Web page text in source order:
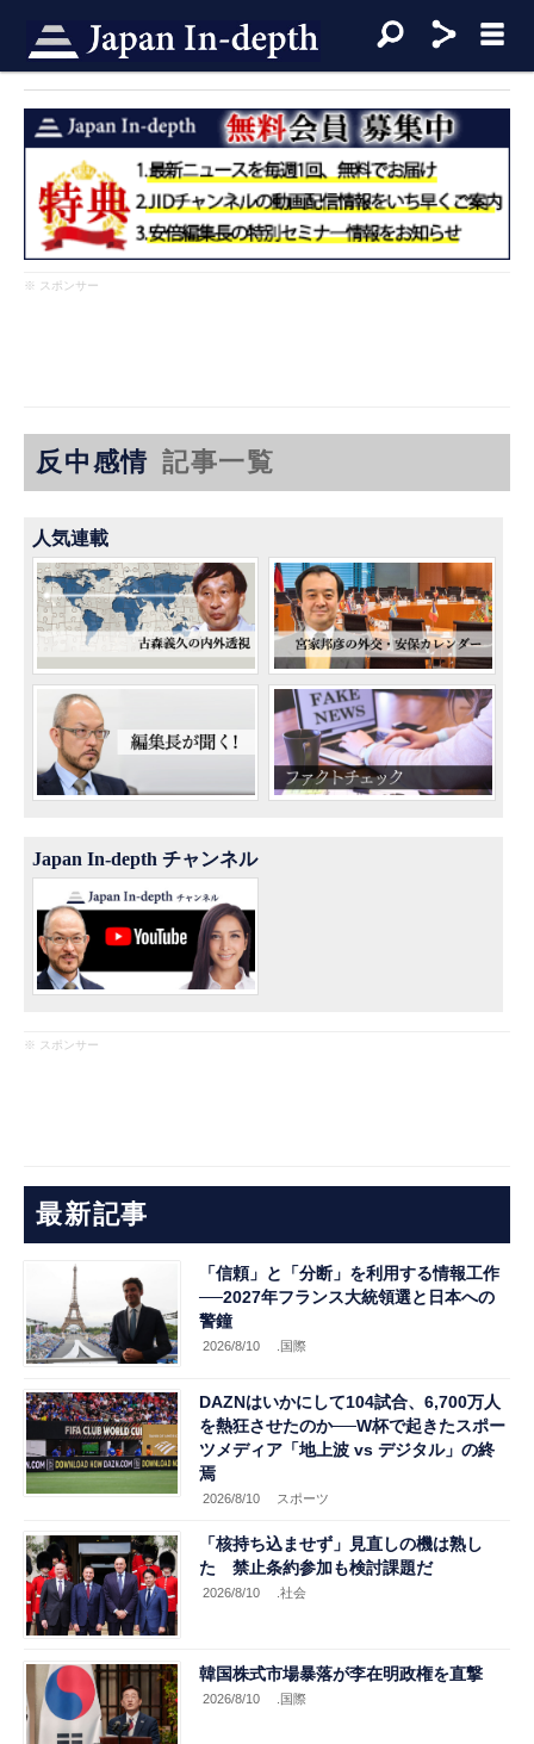
※ スポンサー
反中感情 記事一覧
人気連載
Japan In-depth チャンネル
※ スポンサー
最新記事
「信頼」と「分断」を利用する情報工作
──2027年フランス大統領選と日本への
警鐘
2026/8/10 .国際
DAZNはいかにして104試合、6,700万人
を熱狂させたのか──W杯で起きたスポー
ツメディア「地上波 vs デジタル」の終
焉
2026/8/10 スポーツ
「核持ち込ませず」見直しの機は熟し
た 禁止条約参加も検討課題だ
2026/8/10 .社会
韓国株式市場暴落が李在明政権を直撃
2026/8/10 .国際